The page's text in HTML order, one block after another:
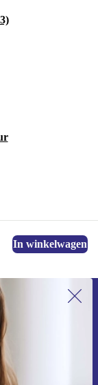
In winkelwagen
en